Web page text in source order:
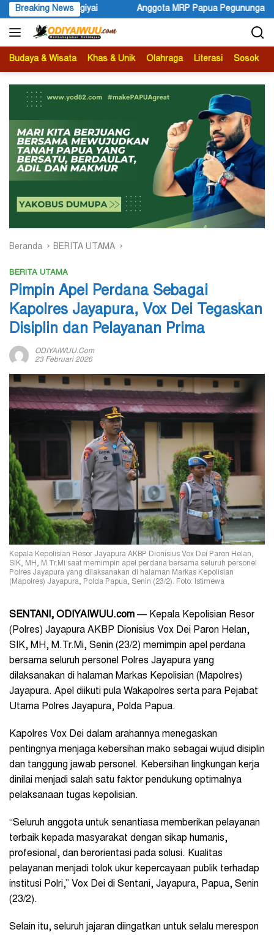
Langsung
ke
konten
Breaking News
Papua Pegunungan dan Forum Warga Papua Adukan Gubernur
Budaya & Wisata Khas & Unik Olahraga Literasi Sosok
Beranda BERITA UTAMA
BERITA UTAMA
Pimpin Apel Perdana Sebagai
Kapolres Jayapura, Vox Dei Tegaskan
Disiplin dan Pelayanan Prima
ODIYAIWUU.com
23 Februari 2026
Kepala Kepolisian Resor Jayapura AKBP Dionisius Vox Dei Paron Helan,
SIK, MH, M.Tr.Mi saat memimpin apel perdana bersama seluruh personel
Polres Jayapura yang dilaksanakan di halaman Markas Kepolisian
(Mapolres) Jayapura, Polda Papua, Senin (23/2). Foto: Istimewa
SENTANI, ODIYAIWUU.com — Kepala Kepolisian Resor
(Polres) Jayapura AKBP Dionisius Vox Dei Paron Helan,
SIK, MH, M.Tr.Mi, Senin (23/2) memimpin apel perdana
bersama seluruh personel Polres Jayapura yang
dilaksanakan di halaman Markas Kepolisian (Mapolres)
Jayapura. Apel diikuti pula Wakapolres serta para Pejabat
Utama Polres Jayapura, Polda Papua.
Kapolres Vox Dei dalam arahannya menegaskan
pentingnya menjaga kebersihan mako sebagai wujud disiplin
dan tanggung jawab personel. Kebersihan lingkungan kerja
dinilai menjadi salah satu faktor pendukung optimalnya
pelaksanaan tugas kepolisian.
“Seluruh anggota untuk senantiasa memberikan pelayanan
terbaik kepada masyarakat dengan sikap humanis,
profesional, dan berorientasi pada solusi. Kualitas
pelayanan menjadi tolok ukur kepercayaan publik terhadap
institusi Polri,” Vox Dei di Sentani, Jayapura, Papua, Senin
(23/2).
Selain itu, seluruh jajaran diingatkan untuk selalu merespon